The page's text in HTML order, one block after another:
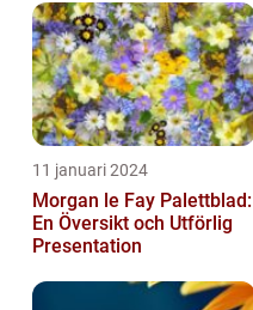
11 januari 2024
Morgan le Fay Palettblad:
En Översikt och Utförlig
Presentation